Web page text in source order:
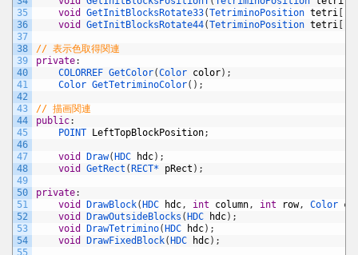
35
36
37
38
39
40
41
42
43
44
45
46
47
48
49
50
51
52
53
54
55
void
GetInitBlocksRotate33(TetriminoPosition tetri
void
GetInitBlocksRotate44(TetriminoPosition tetri
// 表示色取得関連
private:
COLORREF GetColor(Color color) ;
Color GetTetriminoColor( ) ;
// 描画関連
public:
POINT
LeftTopBlockPosition;
void Draw( HDC hdc) ;
void
GetRect ( RECT* pRect ) ;
private:
void
DrawBlock( HDC hdc, int column, int row, Color
void
DrawOutsideBlocks ( HDC hdc) ;
void
DrawTetrimino( HDC hdc) ;
void
DrawFixedBlock( HDC hdc) ;